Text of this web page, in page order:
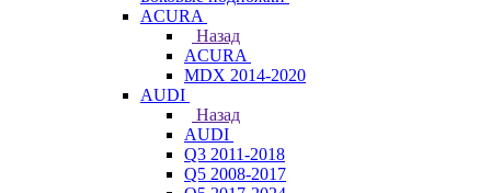
ACURA
Назад
ACURA
MDX 2014-2020
AUDI
Назад
AUDI
Q3 2011-2018
Q5 2008-2017